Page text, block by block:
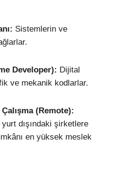
Sistemlerin ve
Developer): Dijital
ve mekanik kodlarlar.
(Remote):
dışındaki şirketlere
en yüksek meslek